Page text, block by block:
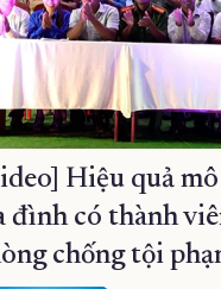
Hiệu quả
đình có thành
chống tội